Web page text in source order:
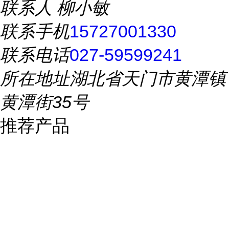
联系人 柳小敏
联系手机15727001330
联系电话027-59599241
所在地址湖北省天门市黄潭镇
黄潭街35号
推荐产品